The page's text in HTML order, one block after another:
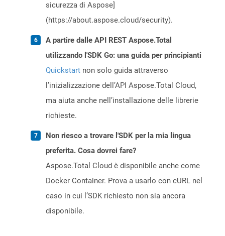
sicurezza di Aspose]
(https://about.aspose.cloud/security).
A partire dalle API REST Aspose.Total
utilizzando l'SDK Go: una guida per principianti
Quickstart non solo guida attraverso
l’inizializzazione dell’API Aspose.Total Cloud,
ma aiuta anche nell’installazione delle librerie
richieste.
Non riesco a trovare l'SDK per la mia lingua
preferita. Cosa dovrei fare?
Aspose.Total Cloud è disponibile anche come
Docker Container. Prova a usarlo con cURL nel
caso in cui l’SDK richiesto non sia ancora
disponibile.